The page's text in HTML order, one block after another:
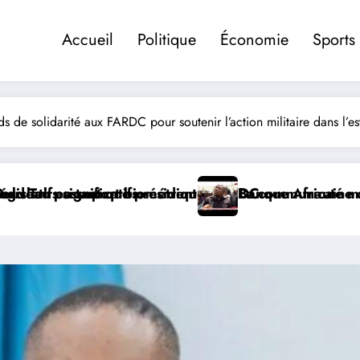
Accueil Politique Économie Sports
de solidarité aux FARDC pour soutenir l’action militaire dans
Banque Africaine de Développement.
RDC
La communauté médiatique congolaise en deuil